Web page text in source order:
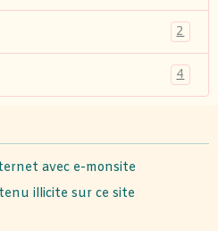
2
4
avec e-monsite
illicite sur ce site